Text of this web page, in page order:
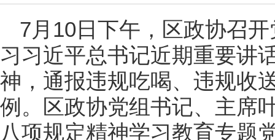
7月10日下午，区政协召
习习近平总书记近期重要讲
神，通报违规吃喝、违规收
例。区政协党组书记、主席
八项规定精神学习教育专题